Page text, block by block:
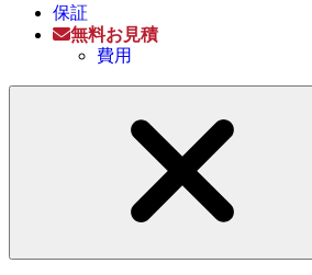
保証
無料お見積
費用